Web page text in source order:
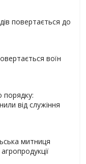
повертається до
воїн
порядку:
від служіння
митниця